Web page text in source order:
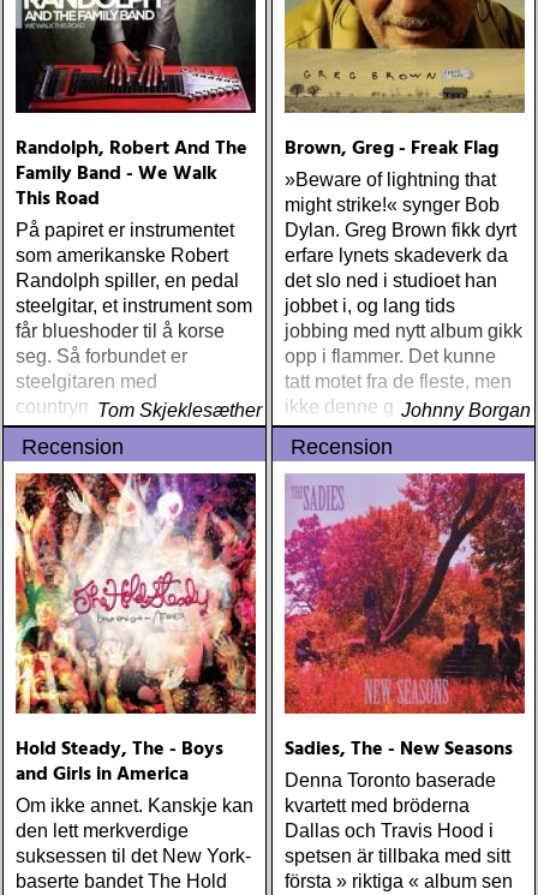
Randolph, Robert And The
Family Band - We Walk
This Road
På papiret er instrumentet
som amerikanske Robert
Randolph spiller, en pedal
steelgitar, et instrument som
får blueshoder til å korse
seg. Så forbundet er
steelgitaren med
countrymusikken at det
inkarnerer fordommene mot
nettopp denne ene
erkeamerikanske
musikkformen
Tom Skjeklesæther
Brown, Greg - Freak Flag
»Beware of lightning that
might strike!« synger Bob
Dylan. Greg Brown fikk dyrt
erfare lynets skadeverk da
det slo ned i studioet han
jobbet i, og lang tids
jobbing med nytt album gikk
opp i flammer. Det kunne
tatt motet fra de fleste, men
ikke denne guttenJohnny Borgan
Recension
Hold Steady, The - Boys
and Girls in America
Om ikke annet. Kanskje kan
den lett merkverdige
suksessen til det New York-
baserte bandet The Hold
Recension
Sadies, The - New Seasons
Denna Toronto baserade
kvartett med bröderna
Dallas och Travis Hood i
spetsen är tillbaka med sitt
första » riktiga « album sen